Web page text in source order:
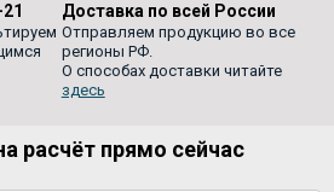
Доставка по всей России
Отправляем продукцию во все
регионы РФ.
О способах доставки читайте
здесь
расчёт прямо сейчас